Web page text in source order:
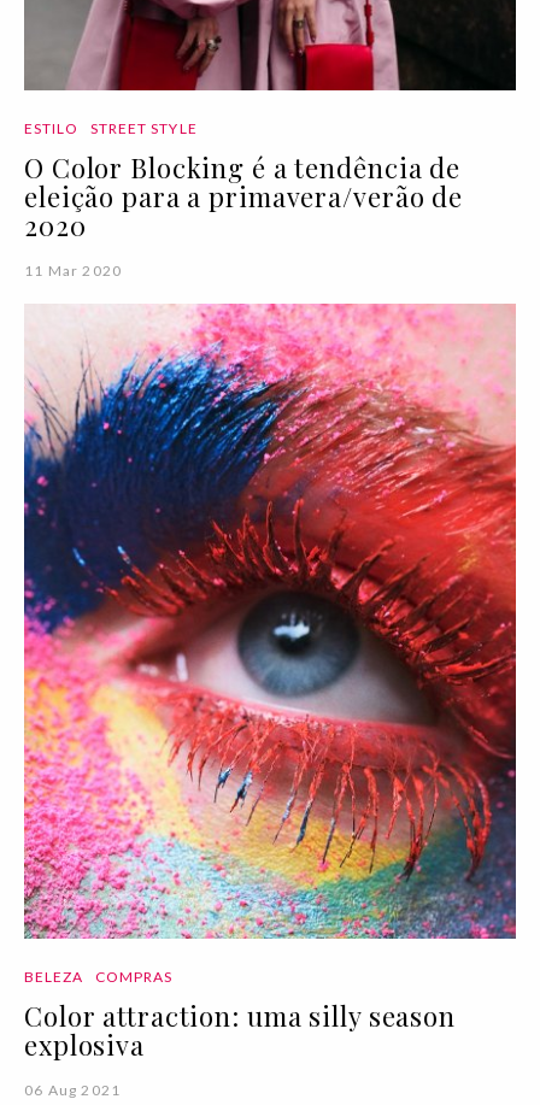
ESTILO STREET STYLE
O Color Blocking é a tendência de
eleição para a primavera/verão de
2020
11 Mar 2020
BELEZA COMPRAS
Color attraction: uma silly season
explosiva
06 Aug 2021